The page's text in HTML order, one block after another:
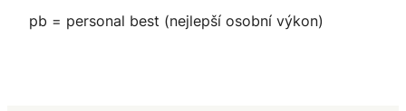
pb = personal best (nejlepší osobní výkon)